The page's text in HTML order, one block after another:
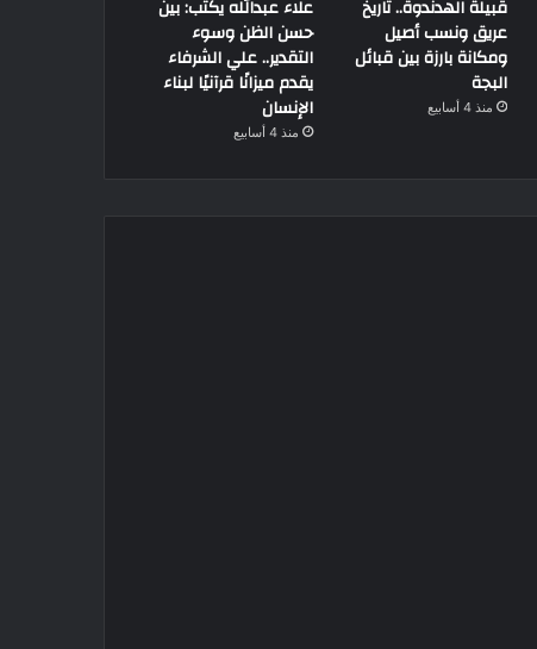
قبيلة الهدندوة.. تاريخ
عريق ونسب أصيل
ومكانة بارزة بين قبائل
البجة
منذ 4 أسابيع
علاء عبدالله يكتب: بين
حسن الظن وسوء
التقدير.. علي الشرفاء
يقدم ميزانًا قرآنيًا لبناء
الإنسان
منذ 4 أسابيع